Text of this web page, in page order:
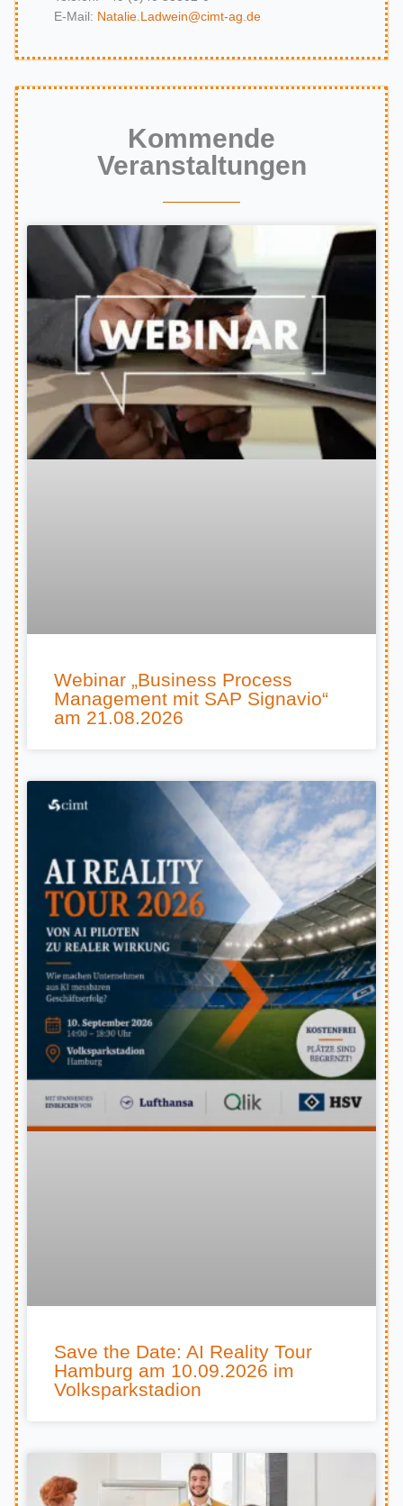
E-Mail: Natalie.Ladwein@cimt-ag.de
Kommende
Veranstaltungen
Webinar „Business Process
Management mit SAP Signavio“
am 21.08.2026
Save the Date: AI Reality Tour
Hamburg am 10.09.2026 im
Volksparkstadion